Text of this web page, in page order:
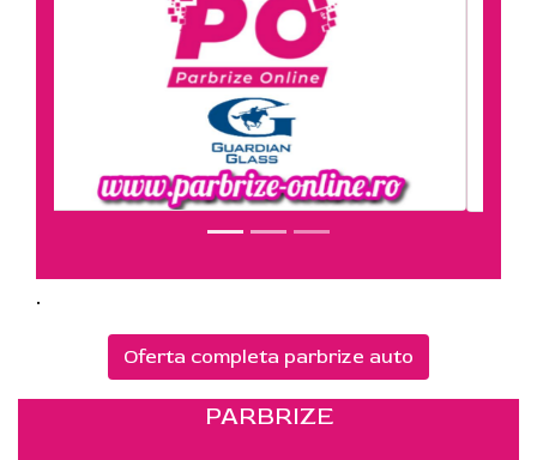
.
Oferta completa parbrize auto
PARBRIZE